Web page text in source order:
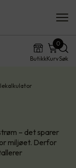
ButikkKurv
0
Søk
– det sparer
miljøet. Derfor